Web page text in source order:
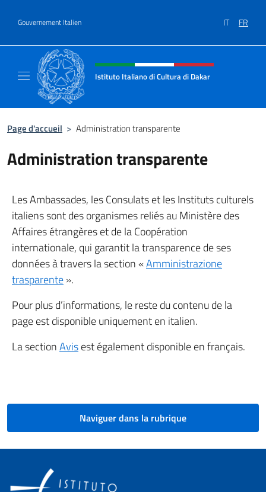
Gouvernement Italien IT FR
Site Web, social et en-tête de
Istituto Italiano di Cultura di Dakar
Page d'accueil > Administration transparente
Administration transparente
Les Ambassades, les Consulats et les Instituts culturels
italiens sont des organismes reliés au Ministère des
Affaires étrangères et de la Coopération
internationale, qui garantit la transparence de ses
données à travers la section «Amministrazione
trasparente».
Pour plus d’informations, le reste du contenu de la
page est disponible uniquement en italien.
La sectionAvisest également disponible en français.
Naviguer dans la rubrique